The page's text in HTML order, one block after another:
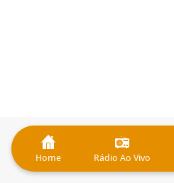
Home Rádio Ao Vivo